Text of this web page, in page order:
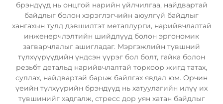
брэндүүд нь онцгой нарийн үйлчилгаа, найдвартай
байдлыг болон хэрэглэгчийн аюулгүй байдлыг
хангахын тулд дэвшилтэт металлурги, нарийвчлалтай
инженерчлэлтийн шийдлүүд болон эргономик
загварчлалыг ашигладаг. Мэргэжлийн түвшний
түлхүүрүүдийн үндсэн үүрэг бол болт, гайка болон
резьбт детальд нарийвчлалтай торкоор жигд татах,
суллах, найдвартай барьж байлгах явдал юм. Орчин
үеийн түлхүүрийн брэндүүд нь хатуулагийн илүү их
түвшинийг хадгалж, стресс дор уян хатан байдлыг